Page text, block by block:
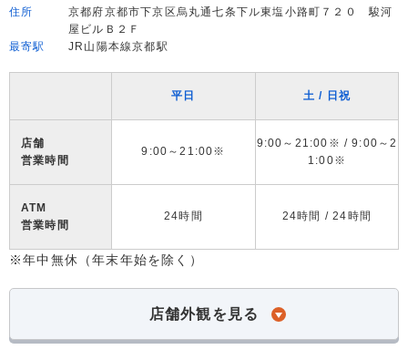
住所
京都府京都市下京区烏丸通七条下ル東塩小路町７２０ 駿河
屋ビルＢ２Ｆ
最寄駅
JR山陽本線京都駅
平日 土 / 日祝
店舗
営業時間
9:00～21:00※
9:00～21:00※ / 9:00～2
1:00※
ATM
営業時間
24時間 24時間 / 24時間
※年中無休（年末年始を除く）
店舗外観を見る